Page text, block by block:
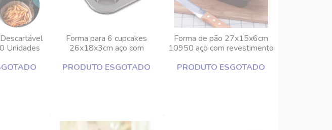
Unidades
Forma para 6 cupcakes
26x18x3cm aço com
Inga
PRODUTO ESGOTADO
Forma de pão 27x15x6cm
10950 aço com revestimento
PRODUTO ESGOTADO